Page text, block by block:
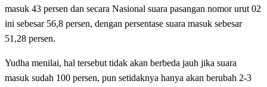
masuk 43 persen dan secara Nasional suara pasangan nomor urut 02
ini sebesar 56,8 persen, dengan persentase suara masuk sebesar
51,28 persen.
Yudha menilai, hal tersebut tidak akan berbeda jauh jika suara
masuk sudah 100 persen, pun setidaknya hanya akan berubah 2-3